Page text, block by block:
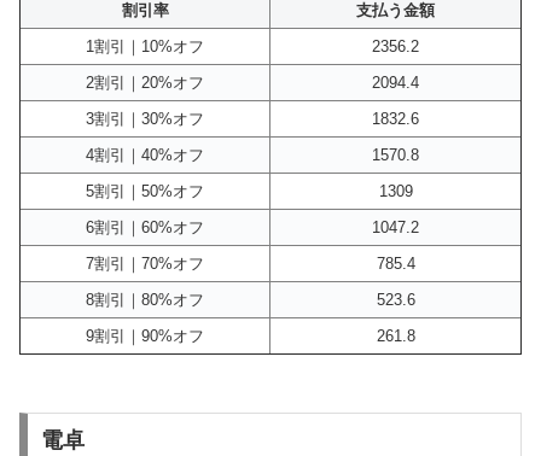
割引率
支払う金額
1割引｜10%オフ
2356.2
2割引｜20%オフ
2094.4
3割引｜30%オフ
1832.6
4割引｜40%オフ
1570.8
5割引｜50%オフ
1309
6割引｜60%オフ
1047.2
7割引｜70%オフ
785.4
8割引｜80%オフ
523.6
9割引｜90%オフ
261.8
電卓